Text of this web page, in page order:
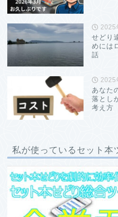
2025
せどり
めには
話
2025
あなた
落とし
考え方
私が使っているセット本